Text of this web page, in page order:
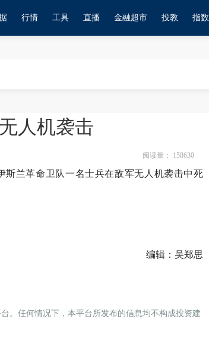
行情 工具 直播 金融超市 投教 指数
人机袭击
阅读量： 158630
斯兰革命卫队一名士兵在敌军无人机袭击中死
编辑：吴郑思
。任何情况下，本平台所发布的信息均不构成投资建